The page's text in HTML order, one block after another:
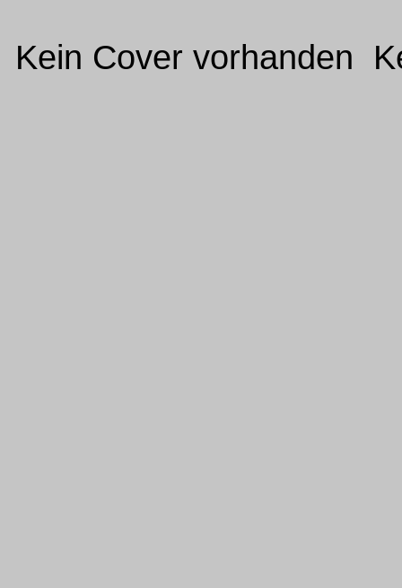
Kein Cover vorhanden